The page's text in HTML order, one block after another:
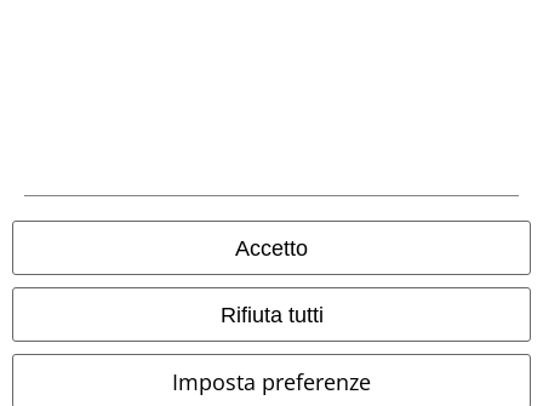
Accetto
Rifiuta tutti
Imposta preferenze
Gli altri shop EMP nel mondo
EMP International